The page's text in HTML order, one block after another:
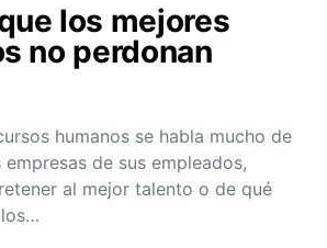
los mejores
no perdonan
humanos se habla mucho de
de sus empleados,
al mejor talento o de qué